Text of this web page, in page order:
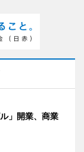
」開業、商業